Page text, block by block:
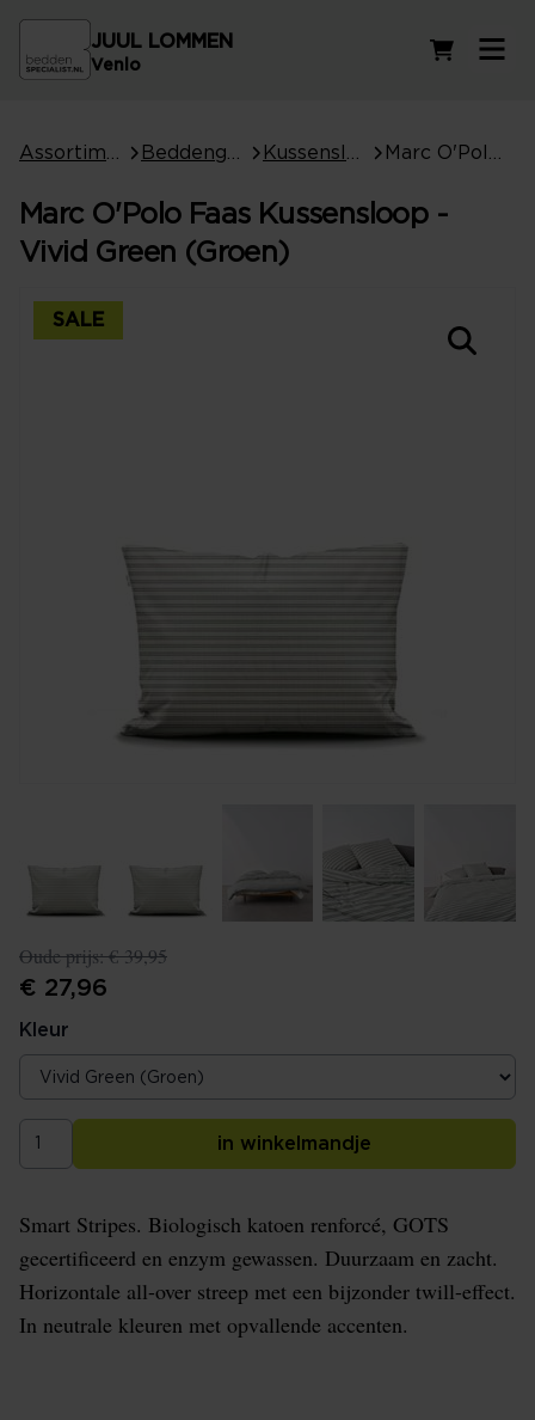
JUUL LOMMEN
Venlo
Marc O'Polo Faas Kussensloop -
Vivid Green (Groen)
SALE
Oude prijs:€ 39,95
€ 27,96
Kleur
in winkelmandje
Smart Stripes. Biologisch katoen renforcé, GOTS
gecertificeerd en enzym gewassen. Duurzaam en zacht.
Horizontale all-over streep met een bijzonder twill-effect.
In neutrale kleuren met opvallende accenten.